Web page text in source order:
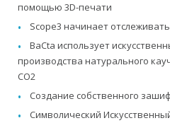
помощью 3D-печати
Scope3 начинает
BaCta использует
производства натурального
CO2
Создание собственного
Символический